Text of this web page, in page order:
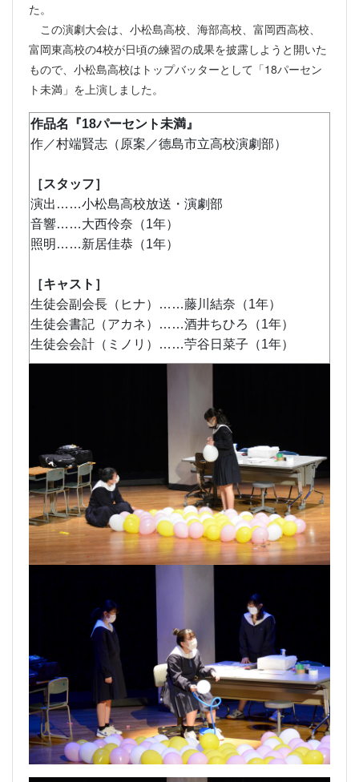
た。
この演劇大会は、小松島高校、海部高校、富岡西高校、
富岡東高校の4校が日頃の練習の成果を披露しようと開いた
もので、小松島高校はトップバッターとして「18パーセン
ト未満」を上演しました。
作品名『18パーセント未満』
作／村端賢志（原案／德島市立高校演劇部）
［スタッフ］
演出……小松島高校放送・演劇部
音響……大西伶奈（1年）
照明……新居佳恭（1年）
［キャスト］
生徒会副会長（ヒナ）……藤川結奈（1年）
生徒会書記（アカネ）……酒井ちひろ（1年）
生徒会会計（ミノリ）……苧谷日菜子（1年）